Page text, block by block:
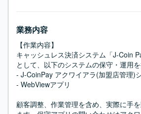
業務内容
【作業内容】
キャッシュレス決済システム「J-Coin
として、以下のシステムの保守・運用を
- J-CoinPay アクワイアラ(加盟店管理)
- WebViewアプリ
顧客調整、作業管理を含め、実際に手